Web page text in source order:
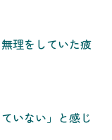
理をしていた疲
いない」と感じ